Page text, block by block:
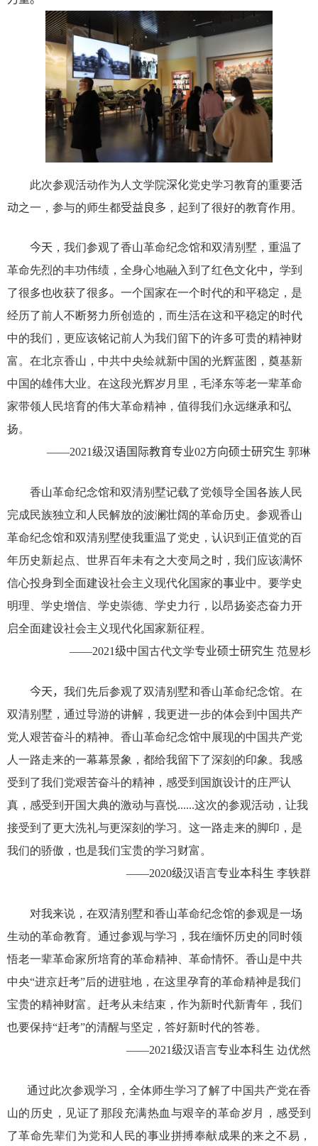
此次参观活动作为人文学院深化党史学习教育的重要活
动之一，参与的师生都受益良多 ，起到了很好的教育作用。
今天 ，我们参观了香山革命纪念馆和双清别墅，重温了
革命先烈的丰功伟绩，全身心地融入到了红色文化中 ， 学到
了很多也收获了很多。 一个国家在一个时代的和平稳定，是
经历了前人不断努力所创造的，而生活在这和平稳定的时代
中的我们，更应该铭记前人为我们留下的许多可贵的精神财
富。在北京香山，中共中央绘就新中国的光辉蓝图，奠基新
中国的雄伟大业。在这段光辉岁月里，毛泽东等老一辈革命
家带领人民培育的伟大革命精神，值得我们永远继承和弘
扬。
——2021级汉语国际教育专业02方向硕士研究生 郭琳
香山革命纪念馆和双清别墅记载了党领导全国各族人民
完成民族独立和人民解放的波澜壮阔的革命历史。参观香山
革命纪念馆和双清别墅使我重温了党史，认识到正值党的百
年历史新起点、世界百年未有之大变局之时，我们应该满怀
信心投身到 全面建设社会主义现代化国家的事业中。要学史
明理、学史增信、学史崇德、学史力行，以昂扬姿态奋力开
启全面建设社会主义现代化国家新征程。
——2021级中国古代文学专业硕士研究生 范昱杉
今天，我们先后参观了双清别墅和香山革命纪念馆。在
双清别墅，通过导游的讲解，我更进一步的体会到中国共产
党人艰苦奋斗的精神。香山革命纪念馆中展现的中国共产党
人一路走来的一幕幕景象，都给我留下了深刻的印象。我感
受到了我们党艰苦奋斗的精神，感受到国旗设计的庄严认
真，感受到开国大典的激动与喜悦......这次的参观活动，让我
接受到了更大洗礼与更深刻的学习。这一路走来的脚印，是
我们的骄傲，也是我们宝贵的学习财富。
——2020级汉语言专业本科生 李轶群
对我来说，在双清别墅和香山革命纪念馆的参观是一场
生动的革命教育。通过参观与学习，我在缅怀历史的同时领
悟老一辈革命家所培育的革命精神、革命情怀。香山是中共
中央“进京赶考”后的进驻地，在这里孕育的革命精神是我们
宝贵的精神财富。赶考从未结束，作为新时代新青年，我们
也要保持“赶考”的清醒与坚定，答好新时代的答卷。
——2021级汉语言专业本科生 边优然
通过此次参观学习，全体师生学习了解了中国共产党在香
山的历史，见证了那段充满热血与艰辛的革命岁月，感受到
了革命先辈们为党和人民的事业拼搏奉献成果的来之不易，